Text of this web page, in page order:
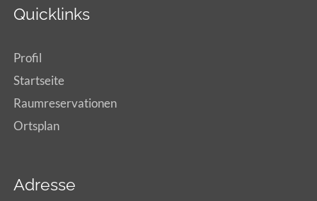
Quicklinks
Profil
Startseite
Raumreservationen
Ortsplan
Adresse